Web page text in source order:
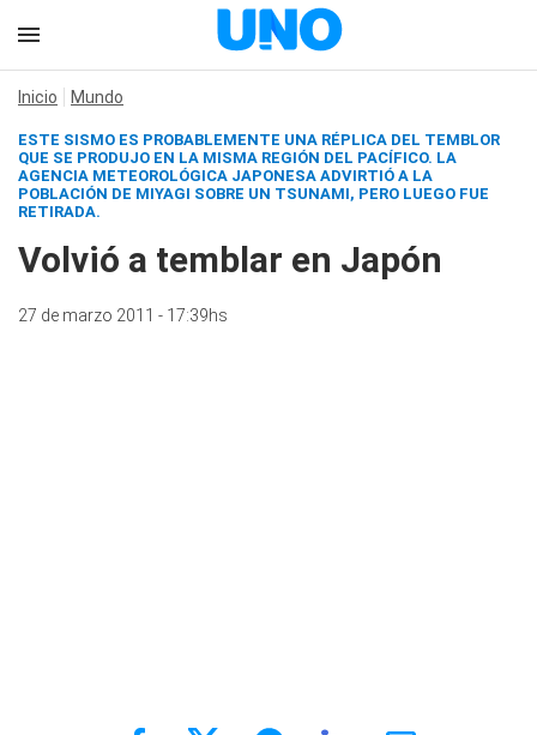
Inicio Mundo
ESTE SISMO ES PROBABLEMENTE UNA RÉPLICA DEL TEMBLOR
QUE SE PRODUJO EN LA MISMA REGIÓN DEL PACÍFICO. LA
AGENCIA METEOROLÓGICA JAPONESA ADVIRTIÓ A LA
POBLACIÓN DE MIYAGI SOBRE UN TSUNAMI, PERO LUEGO FUE
RETIRADA.
Volvió a temblar en Japón
27 de marzo 2011 - 17:39hs